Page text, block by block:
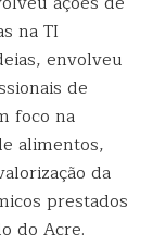
na TI
envolveu
de
foco na
alimentos,
da
prestados
do Acre.